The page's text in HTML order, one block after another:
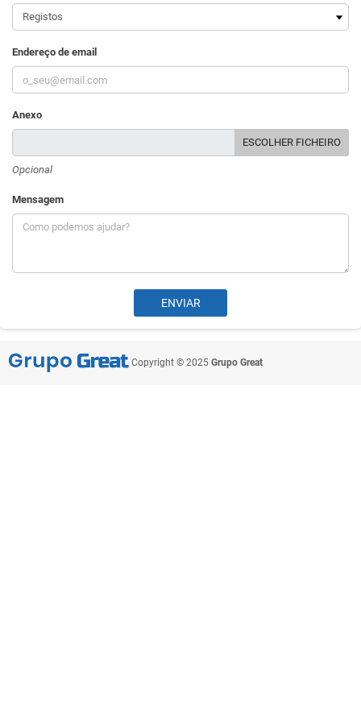
Endereço de email
Anexo
ESCOLHER FICHEIRO
Opcional
Mensagem
Copyright © 2025 Grupo Great